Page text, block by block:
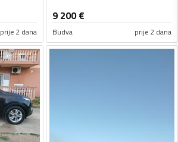
prije 2 dana
9 200€
Budva prije 2 dana